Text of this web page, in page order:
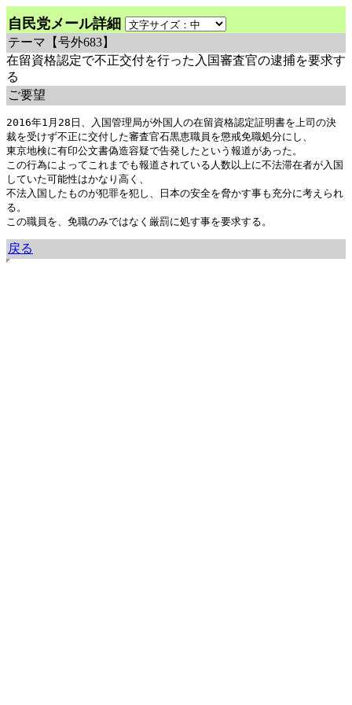
自民党メール詳細
テーマ 【号外683】
在留資格認定で不正交付を行った入国審査官の逮捕を要求す
る
ご要望
2016年1月28日、入国管理局が外国人の在留資格認定証明書を上司の決
裁を受けず不正に交付した審査官石黒恵職員を懲戒免職処分にし、
東京地検に有印公文書偽造容疑で告発したという報道があった。
この行為によってこれまでも報道されている人数以上に不法滞在者が入国
していた可能性はかなり高く、
不法入国したものが犯罪を犯し、日本の安全を脅かす事も充分に考えられ
る。
この職員を、免職のみではなく厳罰に処す事を要求する。
戻る